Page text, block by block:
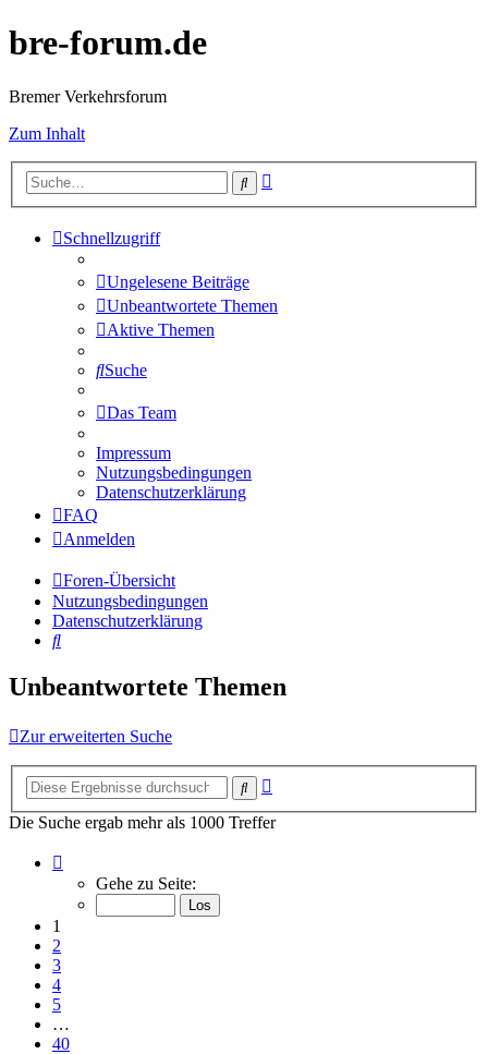
bre-forum.de
Bremer Verkehrsforum
Zum Inhalt
Suche
Schnellzugriff
Ungelesene Beiträge
Unbeantwortete Themen
Aktive Themen
Suche
Das Team
Impressum
Nutzungsbedingungen
Datenschutzerklärung
FAQ
Anmelden
Foren-Übersicht
Nutzungsbedingungen
Datenschutzerklärung
Suche
Unbeantwortete Themen
Zur erweiterten Suche
Suche
Die Suche ergab mehr als 1000 Treffer
von
Gehe zu Seite:
1
2
3
4
5
…
40